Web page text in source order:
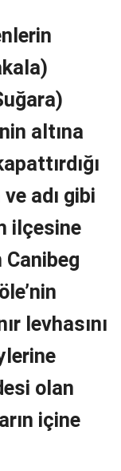
altına
adı gibi
ilçesine
Canibeg
levhasını
olan
içine